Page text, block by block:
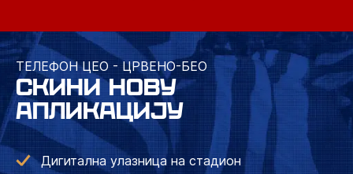
ТЕЛЕФОН ЦЕО - ЦРВЕНО-БЕО
СКИНИ НОВУ
АПЛИКАЦИЈУ
Дигитална улазница на стадион